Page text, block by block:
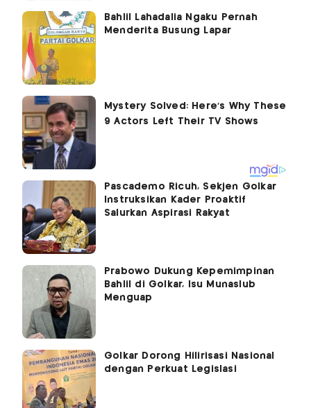
Bahlil Lahadalia Ngaku Pernah
Menderita Busung Lapar
Pascademo Ricuh, Sekjen Golkar
Instruksikan Kader Proaktif
Salurkan Aspirasi Rakyat
Prabowo Dukung Kepemimpinan
Bahlil di Golkar, Isu Munaslub
Menguap
Golkar Dorong Hilirisasi Nasional
dengan Perkuat Legislasi